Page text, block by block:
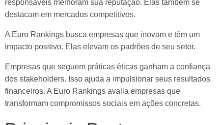
responsáveis melhoram sua reputação. Elas também se
destacam em mercados competitivos.
A Euro Rankings busca empresas que inovam e têm um
impacto positivo. Elas elevam os padrões de seu setor.
Empresas que seguem práticas éticas ganham a confiança
dos stakeholders. Isso ajuda a impulsionar seus resultados
financeiros. A Euro Rankings avalia empresas que
transformam compromissos sociais em ações concretas.